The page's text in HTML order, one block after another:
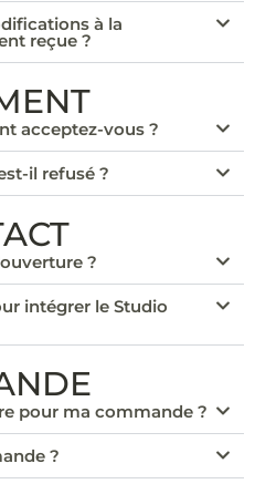
à la
reçue ?
acceptez-vous ?
il refusé ?
?
intégrer le Studio
pour ma commande ?
?